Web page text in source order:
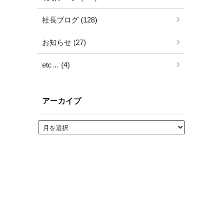
社長ブログ (128)
お知らせ (27)
etc… (4)
アーカイブ